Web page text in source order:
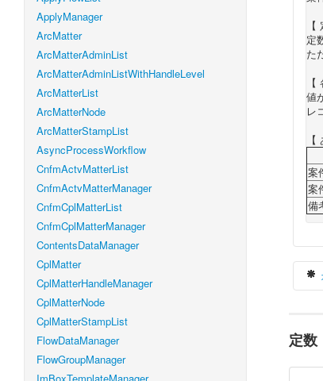
ApplyManager
ArcMatter
ArcMatterAdminList
ArcMatterAdminListWithHandleLevel
ArcMatterList
ArcMatterNode
ArcMatterStampList
AsyncProcessWorkflow
CnfmActvMatterList
CnfmActvMatterManager
CnfmCplMatterList
CnfmCplMatterManager
ContentsDataManager
CplMatter
CplMatterHandleManager
CplMatterNode
CplMatterStampList
FlowDataManager
FlowGroupManager
定
た
値
レ
案
案
備
定数